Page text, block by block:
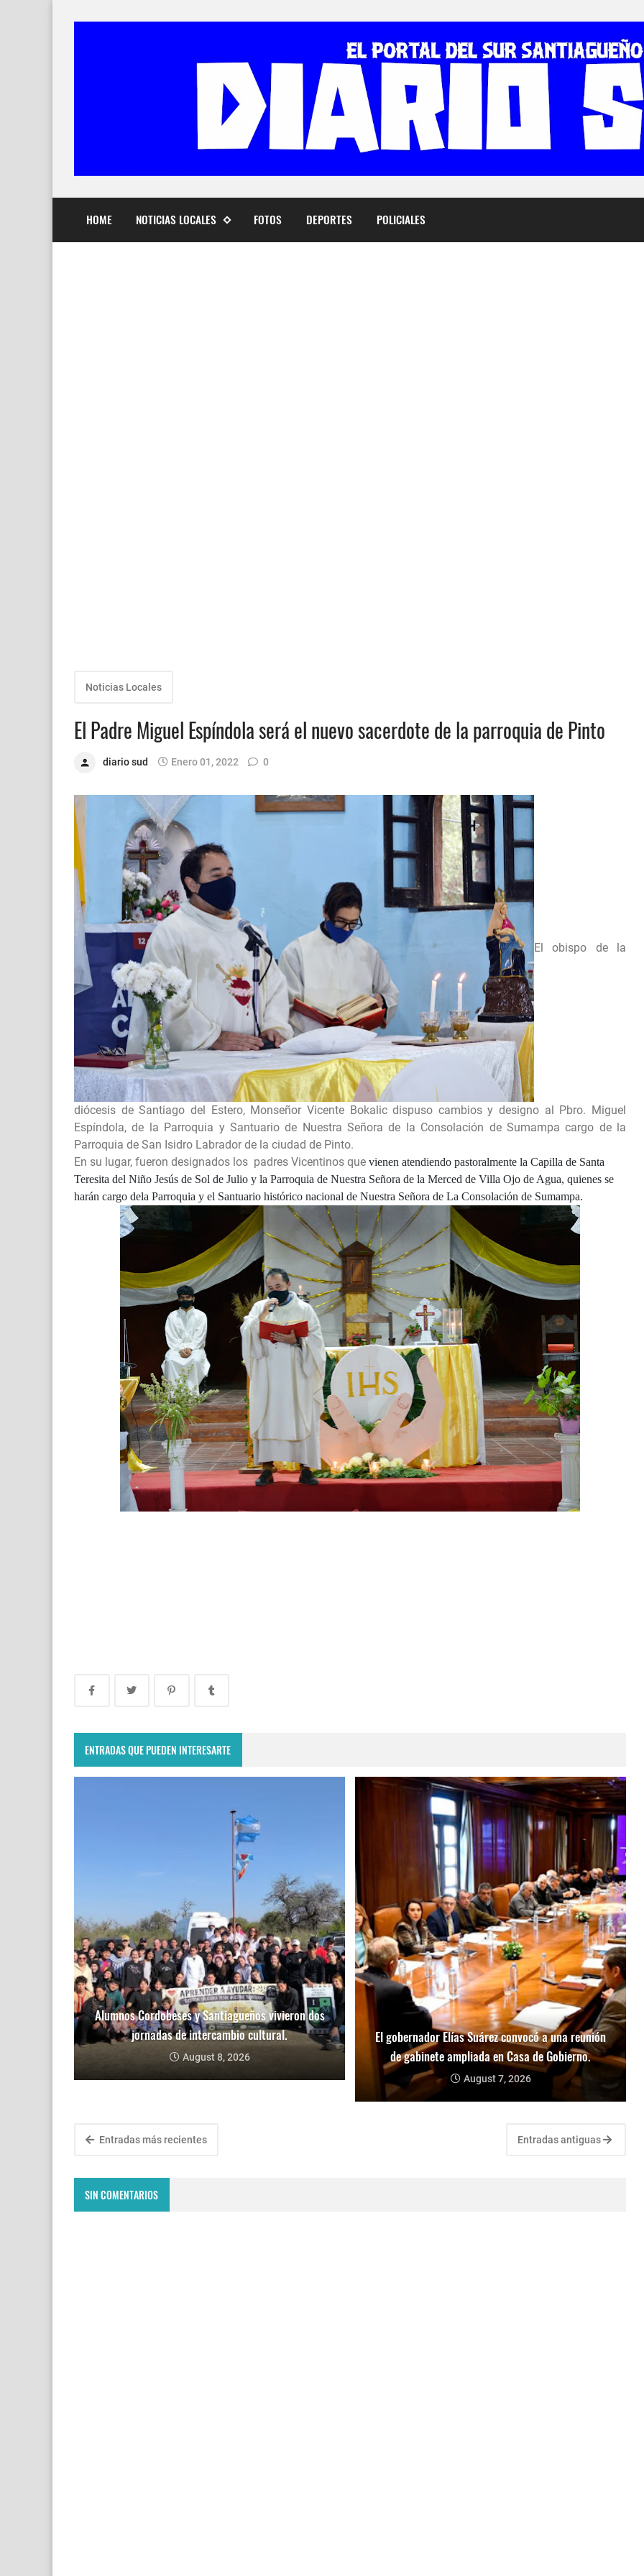
HOME NOTICIAS LOCALES FOTOS DEPORTES POLICIALES
Noticias Locales
El Padre Miguel Espíndola será el nuevo sacerdote de la parroquia de Pinto
diario sud Enero 01, 2022 0
El obispo de la
diócesis de Santiago del Estero, Monseñor Vicente Bokalic dispuso cambios y designo al Pbro. Miguel
Espíndola, de la Parroquia y Santuario de Nuestra Señora de la Consolación de Sumampa cargo de la
Parroquia de San Isidro Labrador de la ciudad de Pinto.
En su lugar, fueron designados los padres Vicentinos que vienen atendiendo pastoralmente la Capilla de Santa
Teresita del Niño Jesús de Sol de Julio y la Parroquia de Nuestra Señora de la Merced de Villa Ojo de Agua, quienes se
harán cargo dela Parroquia y el Santuario histórico nacional de Nuestra Señora de La Consolación de Sumampa.
ENTRADAS QUE PUEDEN INTERESARTE
Alumnos Cordobeses y Santiagueños vivieron dos
jornadas de intercambio cultural.
August 8, 2026
El gobernador Elías Suárez convocó a una reunión
de gabinete ampliada en Casa de Gobierno.
August 7, 2026
Entradas más recientes Entradas antiguas
SIN COMENTARIOS